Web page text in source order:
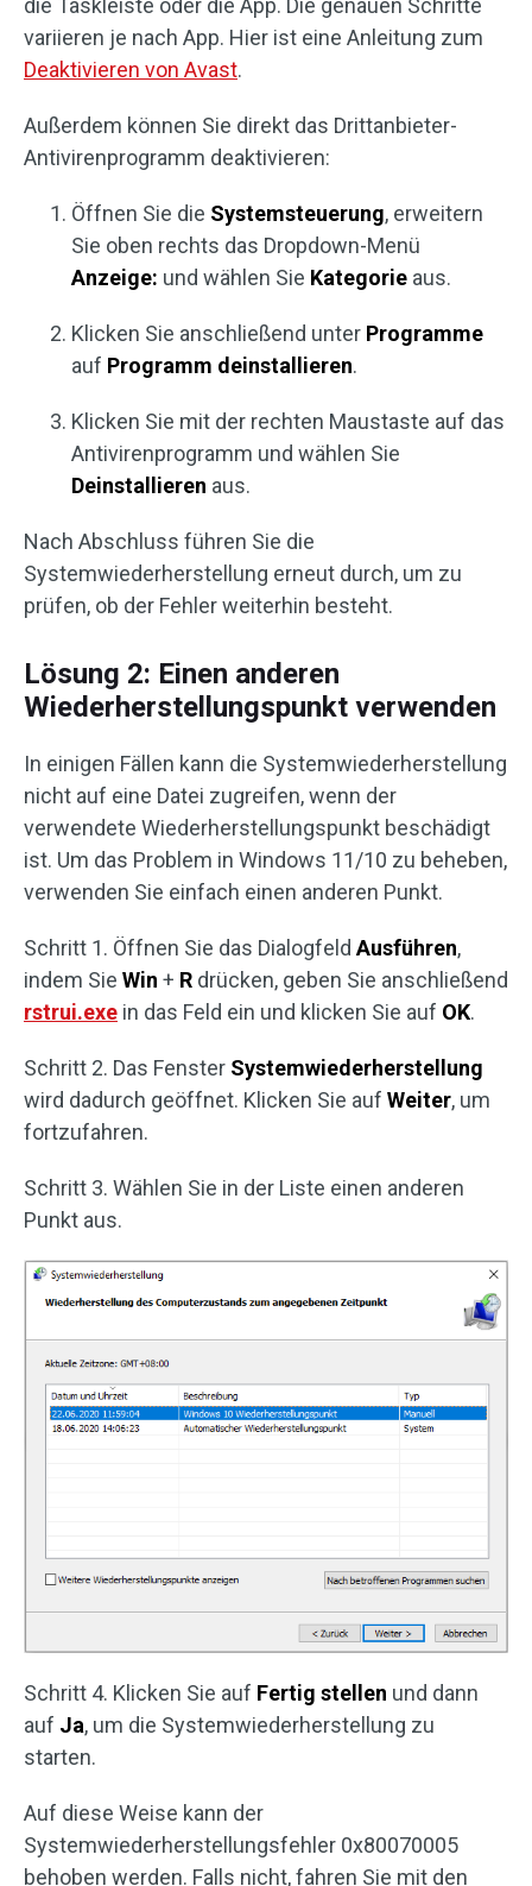
die Taskleiste oder die App. Die genauen Schritte
variieren je nach App. Hier ist eine Anleitung zum
Deaktivieren von Avast.
Außerdem können Sie direkt das Drittanbieter-
Antivirenprogramm deaktivieren:
Öffnen Sie die Systemsteuerung, erweitern
Sie oben rechts das Dropdown-Menü
Anzeige: und wählen Sie Kategorie aus.
Klicken Sie anschließend unter Programme
auf Programm deinstallieren.
Klicken Sie mit der rechten Maustaste auf das
Antivirenprogramm und wählen Sie
Deinstallieren aus.
Nach Abschluss führen Sie die
Systemwiederherstellung erneut durch, um zu
prüfen, ob der Fehler weiterhin besteht.
Lösung 2: Einen anderen
Wiederherstellungspunkt verwenden
In einigen Fällen kann die Systemwiederherstellung
nicht auf eine Datei zugreifen, wenn der
verwendete Wiederherstellungspunkt beschädigt
ist. Um das Problem in Windows 11/10 zu beheben,
verwenden Sie einfach einen anderen Punkt.
Schritt 1. Öffnen Sie das Dialogfeld Ausführen,
indem Sie Win + R drücken, geben Sie anschließend
rstrui.exe in das Feld ein und klicken Sie auf OK.
Schritt 2. Das Fenster Systemwiederherstellung
wird dadurch geöffnet. Klicken Sie auf Weiter, um
fortzufahren.
Schritt 3. Wählen Sie in der Liste einen anderen
Punkt aus.
Schritt 4. Klicken Sie auf Fertig stellen und dann
auf Ja, um die Systemwiederherstellung zu
starten.
Auf diese Weise kann der
Systemwiederherstellungsfehler 0x80070005
behoben werden. Falls nicht, fahren Sie mit den